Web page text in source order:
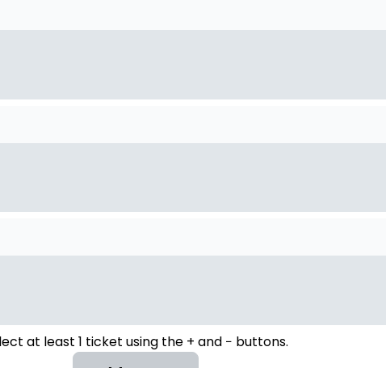
at least 1 ticket using the + and − buttons.